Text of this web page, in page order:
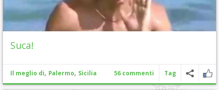
Suca!
Il meglio di, Palermo, Sicilia 56 commenti Tag